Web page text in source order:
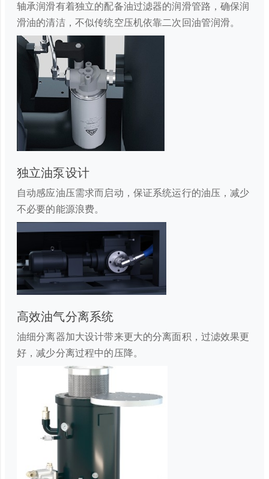
轴承润滑有着独立的配备油过滤器的润滑管路，确保润
滑油的清洁，不似传统空压机依靠二次回油管润滑。
独立油泵设计
自动感应油压需求而启动，保证系统运行的油压，减少
不必要的能源浪费。
高效油气分离系统
油细分离器加大设计带来更大的分离面积，过滤效果更
好，减少分离过程中的压降。